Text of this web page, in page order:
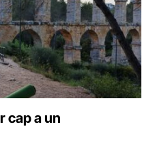
cap a un